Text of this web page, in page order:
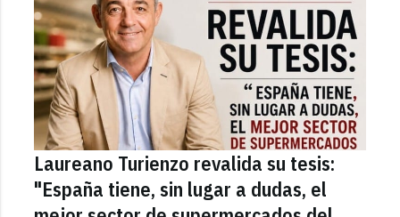
Laureano Turienzo revalida su tesis:
"España tiene, sin lugar a dudas, el